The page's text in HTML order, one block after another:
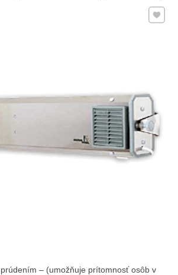
– (umožňuje prítomnosť osôb v
Pridať